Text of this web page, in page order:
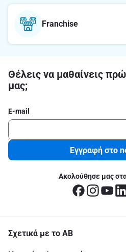
Franchise
Θέλεις να μαθαίνεις
μας;
E-mail
Εγγραφή στο
Ακολούθησε μας
Σχετικά με το ΑΒ